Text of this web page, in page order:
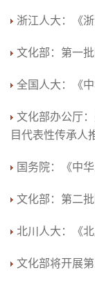
浙江人大：《
文化部：第一
全国人大：《
文化部办公厅
目代表性传承人
国务院：《中
文化部：第二
北川人大：《
文化部将开展